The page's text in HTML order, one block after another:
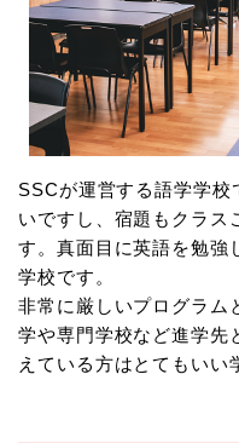
SSCが運営する語学学校
いですし、宿題もクラス
す。真面目に英語を勉強
学校です。
非常に厳しいプログラム
学や専門学校など進学先
えている方はとてもいい